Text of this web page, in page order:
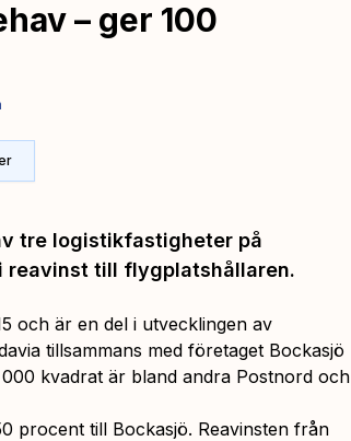
– ger 100
tre logistikfastigheter på
reavinst till flygplatshållaren.
och är en del i utvecklingen av
tillsammans med företaget Bockasjö
kvadrat är bland andra Postnord och
procent till Bockasjö. Reavinsten från